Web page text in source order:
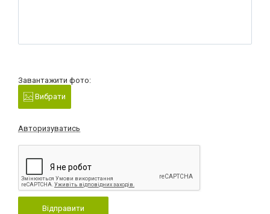
Завантажити фото:
Вибрати
Авторизуватись
Відправити